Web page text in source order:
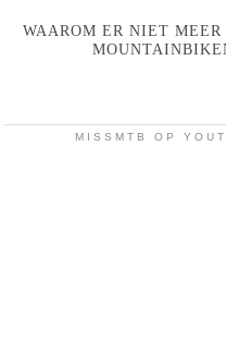
WAAROM ER NIET MEER
MISSMTB OP